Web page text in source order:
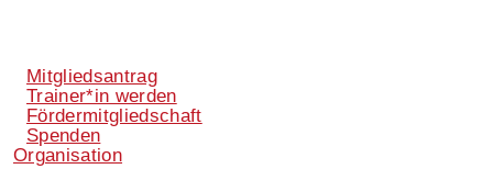
Mitgliedsantrag
Trainer*in werden
Fördermitgliedschaft
Spenden
Organisation